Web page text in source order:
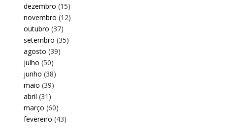
dezembro (15)
novembro (12)
outubro (37)
setembro (35)
agosto (39)
julho (50)
junho (38)
maio (39)
abril (31)
março (60)
fevereiro (43)